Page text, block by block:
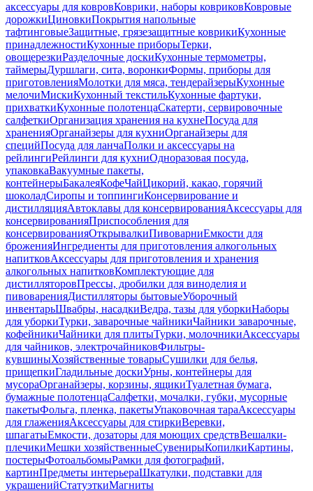
аксессуары для ковровКоврики, наборы ковриковКовровые
дорожкиЦиновкиПокрытия напольные
тафтинговыеЗащитные, грязезащитные коврикиКухонные
принадлежностиКухонные приборыТерки,
овощерезкиРазделочные доскиКухонные термометры,
таймерыДуршлаги, сита, воронкиФормы, приборы для
приготовленияМолотки для мяса, тендерайзерыКухонные
мелочиМискиКухонный текстильКухонные фартуки,
прихваткиКухонные полотенцаСкатерти, сервировочные
салфеткиОрганизация хранения на кухнеПосуда для
храненияОрганайзеры для кухниОрганайзеры для
специйПосуда для ланчаПолки и аксессуары на
рейлингиРейлинги для кухниОдноразовая посуда,
упаковкаВакуумные пакеты,
контейнерыБакалеяКофеЧайЦикорий, какао, горячий
шоколадСиропы и топпингиКонсервирование и
дистилляцияАвтоклавы для консервированияАксессуары для
консервированияПриспособления для
консервированияОткрывалкиПивоварниЕмкости для
броженияИнгредиенты для приготовления алкогольных
напитковАксессуары для приготовления и хранения
алкогольных напитковКомплектующие для
дистилляторовПрессы, дробилки для виноделия и
пивоваренияДистилляторы бытовыеУборочный
инвентарьШвабры, насадкиВедра, тазы для уборкиНаборы
для уборкиТурки, заварочные чайникиЧайники заварочные,
кофейникиЧайники для плитыТурки, молочникиАксессуары
для чайников, электрочайниковФильтры-
кувшиныХозяйственные товарыСушилки для белья,
прищепкиГладильные доскиУрны, контейнеры для
мусораОрганайзеры, корзины, ящикиТуалетная бумага,
бумажные полотенцаСалфетки, мочалки, губки, мусорные
пакетыФольга, пленка, пакетыУпаковочная тараАксессуары
для глаженияАксессуары для стиркиВеревки,
шпагатыЕмкости, дозаторы для моющих средствВешалки-
плечикиМешки хозяйственныеСувенирыКопилкиКартины,
постерыФотоальбомыРамки для фотографий,
картинПредметы интерьераШкатулки, подставки для
украшенийСтатуэткиМагниты